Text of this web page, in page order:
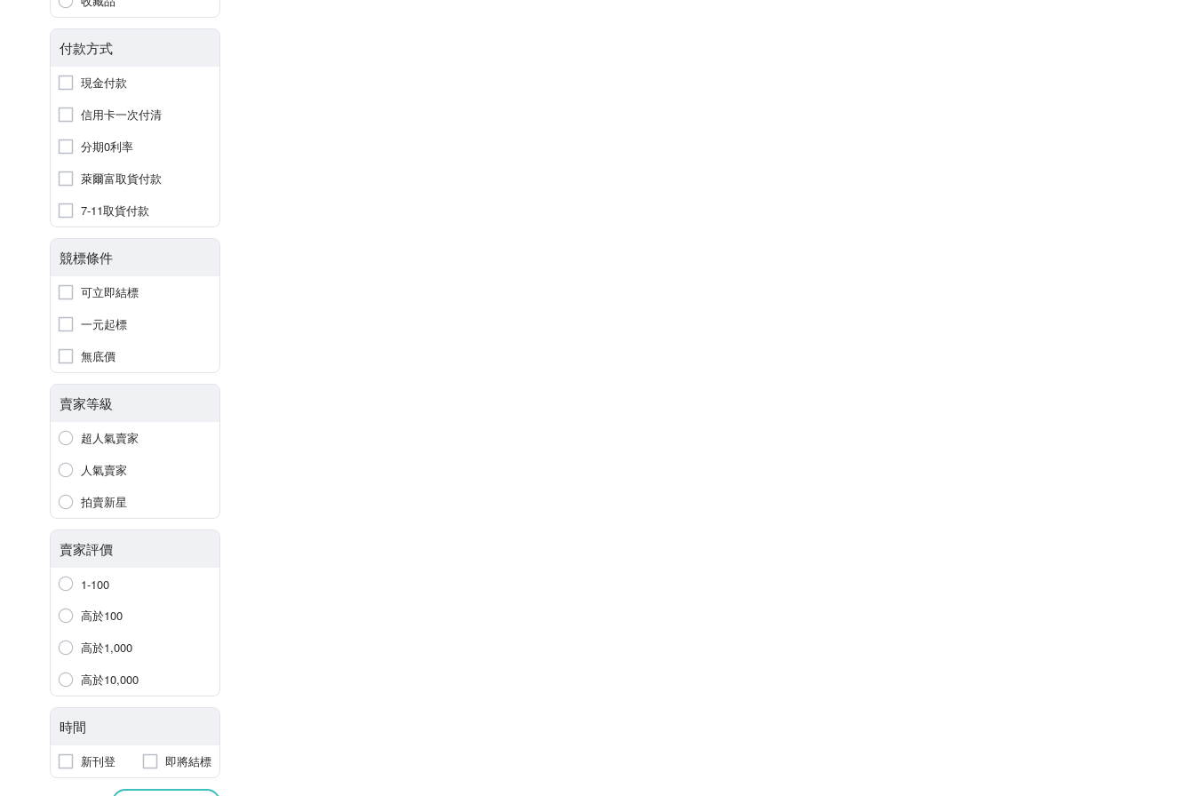
付款方式
現金付款
信用卡一次付清
分期0利率
萊爾富取貨付款
7-11取貨付款
競標條件
可立即結標
一元起標
無底價
賣家等級
超人氣賣家
人氣賣家
拍賣新星
賣家評價
1-100
高於100
高於1,000
高於10,000
時間
新刊登 即將結標